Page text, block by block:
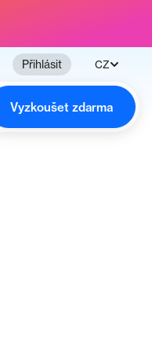
Přihlásit CZ
Vyzkoušet zdarma